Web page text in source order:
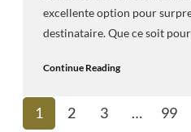
excellente option pour
destinataire. Que ce soit
Continue Reading
1 2 3 … 99